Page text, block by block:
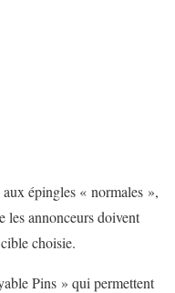
épingles « normales »,
les annonceurs doivent
choisie.
Pins » qui permettent